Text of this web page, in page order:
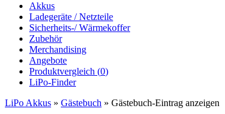
Akkus
Ladegeräte / Netzteile
Sicherheits-/ Wärmekoffer
Zubehör
Merchandising
Angebote
Produktvergleich (0)
LiPo-Finder
LiPo Akkus » Gästebuch » Gästebuch-Eintrag anzeigen